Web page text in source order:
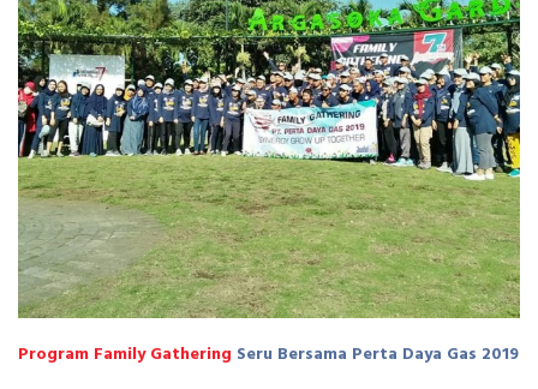
Program Family Gathering Seru Bersama Perta Daya Gas 2019